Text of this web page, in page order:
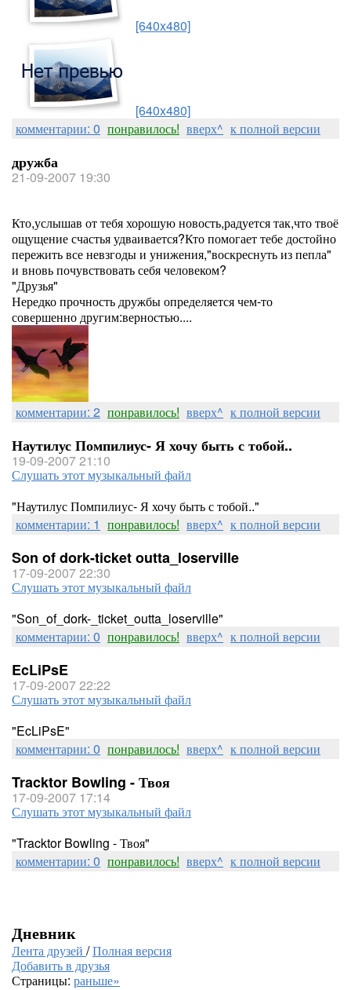
[640x480]
[640x480]
комментарии: 0 понравилось! вверх^ к полной версии
дружба
21-09-2007 19:30
Кто,услышав от тебя хорошую новость,радуется так,что твоё
ощущение счастья удваивается?Кто помогает тебе достойно
пережить все невзгоды и унижения,"воскреснуть из пепла"
и вновь почувствовать себя человеком?
"Друзья"
Нередко прочность дружбы определяется чем-то
совершенно другим:верностью....
комментарии: 2 понравилось! вверх^ к полной версии
Наутилус Помпилиус- Я хочу быть с тобой..
19-09-2007 21:10
Слушать этот музыкальный файл
"Наутилус Помпилиус- Я хочу быть с тобой.."
комментарии: 1 понравилось! вверх^ к полной версии
Son of dork-ticket outta_loserville
17-09-2007 22:30
Слушать этот музыкальный файл
"Son_of_dork-_ticket_outta_loserville"
комментарии: 0 понравилось! вверх^ к полной версии
EcLiPsE
17-09-2007 22:22
Слушать этот музыкальный файл
"EcLiPsE"
комментарии: 0 понравилось! вверх^ к полной версии
Tracktor Bowling - Твоя
17-09-2007 17:14
Слушать этот музыкальный файл
"Tracktor Bowling - Твоя"
комментарии: 0 понравилось! вверх^ к полной версии
Дневник
Лента друзей /Полная версия
Добавить в друзья
Страницы: раньше»